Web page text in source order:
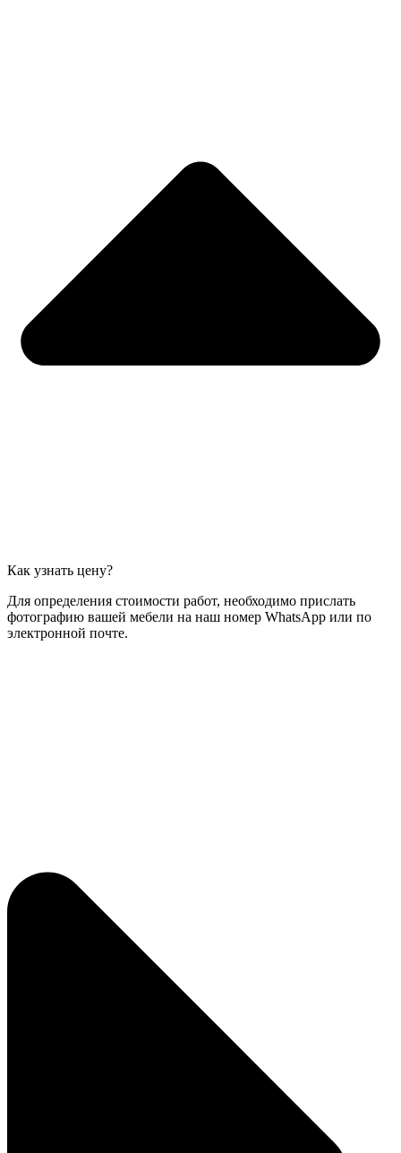
Как узнать цену?
Для определения стоимости работ, необходимо прислать
фотографию вашей мебели на наш номер WhatsApp или по
электронной почте.